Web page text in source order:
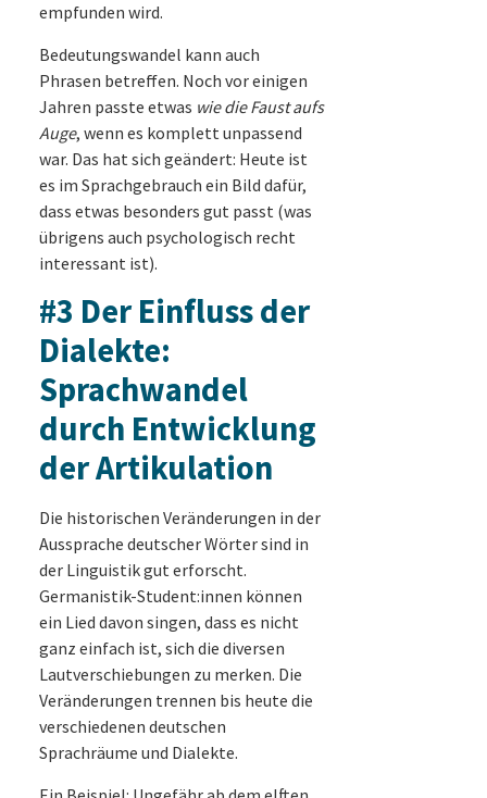
empfunden wird.
Bedeutungswandel kann auch
Phrasen betreffen. Noch vor einigen
Jahren passte etwas wie die Faust aufs
Auge, wenn es komplett unpassend
war. Das hat sich geändert: Heute ist
es im Sprachgebrauch ein Bild dafür,
dass etwas besonders gut passt (was
übrigens auch psychologisch recht
interessant ist).
#3 Der Einfluss der
Dialekte:
Sprachwandel
durch Entwicklung
der Artikulation
Die historischen Veränderungen in der
Aussprache deutscher Wörter sind in
der Linguistik gut erforscht.
Germanistik-Student:innen können
ein Lied davon singen, dass es nicht
ganz einfach ist, sich die diversen
Lautverschiebungen zu merken. Die
Veränderungen trennen bis heute die
verschiedenen deutschen
Sprachräume und Dialekte.